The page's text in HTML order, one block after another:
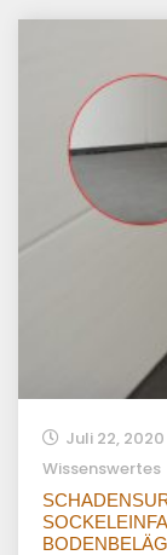
Juli 22, 2020
Wissenswertes